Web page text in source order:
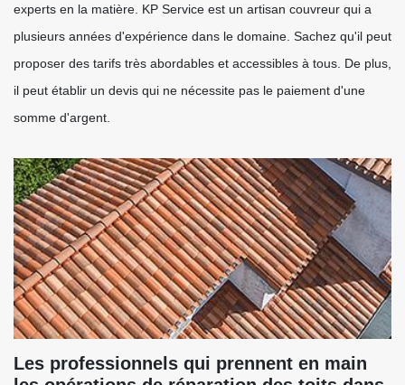
experts en la matière. KP Service est un artisan couvreur qui a
plusieurs années d'expérience dans le domaine. Sachez qu'il peut
proposer des tarifs très abordables et accessibles à tous. De plus,
il peut établir un devis qui ne nécessite pas le paiement d'une
somme d'argent.
Les professionnels qui prennent en main